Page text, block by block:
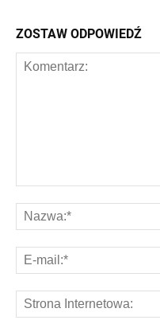
ZOSTAW ODPOWIEDŹ